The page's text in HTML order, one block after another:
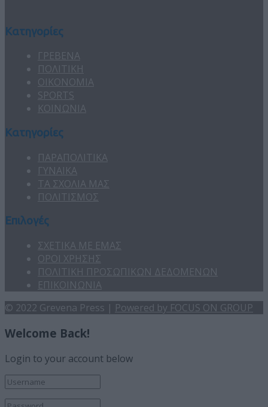
Κατηγορίες
ΓΡΕΒΕΝΑ
ΠΟΛΙΤΙΚΗ
ΟΙΚΟΝΟΜΙΑ
SPORTS
ΚΟΙΝΩΝΙΑ
Κατηγορίες
ΠΑΡΑΠΟΛΙΤΙΚΑ
ΓΥΝΑΙΚΑ
ΤΑ ΣΧΟΛΙΑ ΜΑΣ
ΠΟΛΙΤΙΣΜΟΣ
Επιλογές
ΣΧΕΤΙΚΑ ΜΕ ΕΜΑΣ
ΟΡΟΙ ΧΡΗΣΗΣ
ΠΟΛΙΤΙΚΗ ΠΡΟΣΩΠΙΚΩΝ ΔΕΔΟΜΕΝΩΝ
ΕΠΙΚΟΙΝΩΝΙΑ
© 2022 Grevena Press | Powered by FOCUS ON GROUP
Welcome Back!
Login to your account below